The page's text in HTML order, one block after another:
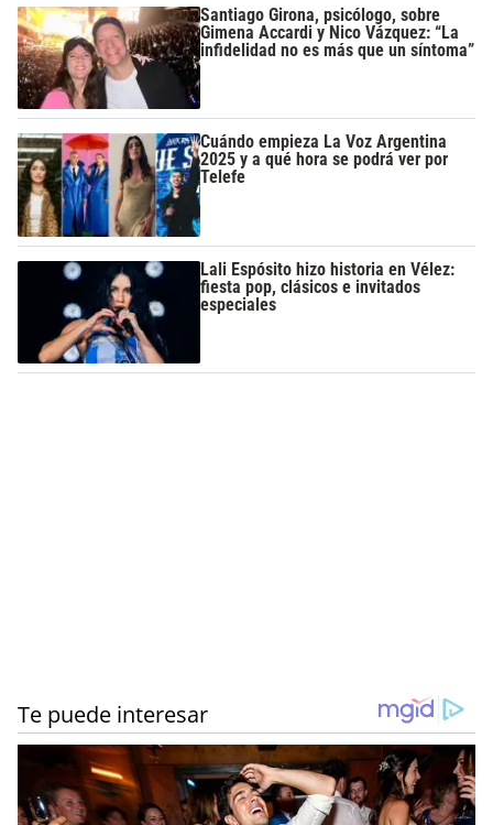
Santiago Girona, psicólogo, sobre
Gimena Accardi y Nico Vázquez: “La
infidelidad no es más que un síntoma”
Cuándo empieza La Voz Argentina
2025 y a qué hora se podrá ver por
Telefe
Lali Espósito hizo historia en Vélez:
fiesta pop, clásicos e invitados
especiales